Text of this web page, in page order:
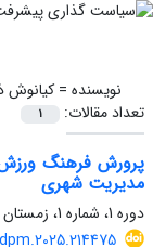
نویسنده =کیانوش
تعداد مقالات:
1
پرورش فرهنگ
مدیریت شهری
دوره 1، شماره 1، زمستان 1403، صفحه